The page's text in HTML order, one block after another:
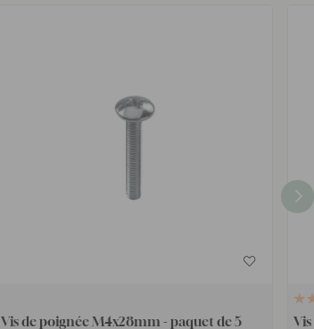
Vis de poignée M4x28mm - paquet de 5